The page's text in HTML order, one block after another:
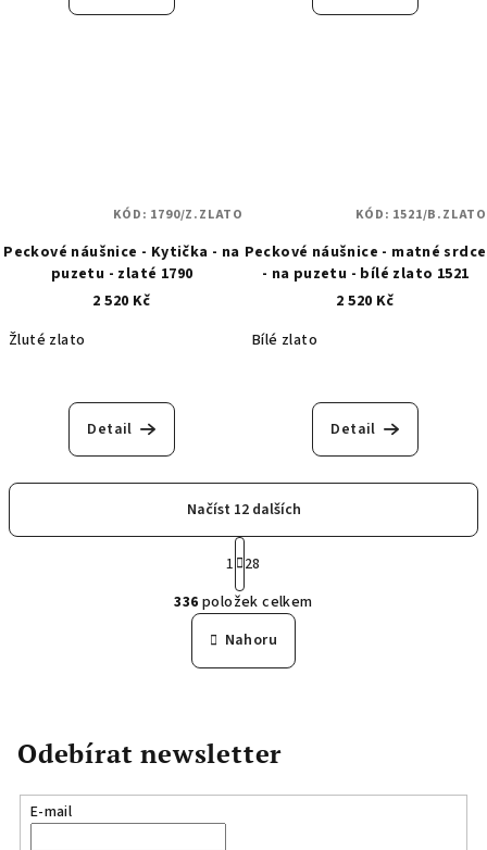
Peckové náušnice - Kytička - na
puzetu - zlaté 1790
2 520 Kč
Žluté zlato
Detail
KÓD: 1790/Z.ZLATO
Peckové náušnice - matné srdce
- na puzetu - bílé zlato 1521
2 520 Kč
Bílé zlato
Detail
KÓD: 1521/B.ZLATO
O
v
l
á
í
Načíst 12 dalších
S
t
r
á
n
k
o
í
1 28
336 položek celkem
Nahoru
Odebírat newsletter
E-mail